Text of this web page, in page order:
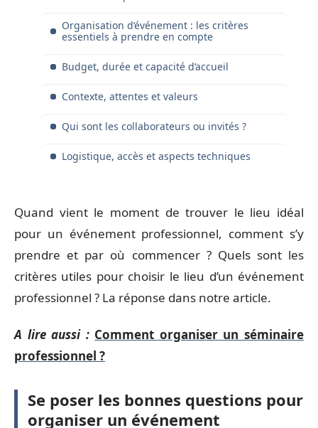
Organisation d’événement : les critères
essentiels à prendre en compte
Budget, durée et capacité d’accueil
Contexte, attentes et valeurs
Qui sont les collaborateurs ou invités ?
Logistique, accès et aspects techniques
Quand vient le moment de trouver le lieu idéal
pour un événement professionnel, comment s’y
prendre et par où commencer ? Quels sont les
critères utiles pour choisir le lieu d’un événement
professionnel ? La réponse dans notre article.
A lire aussi : Comment organiser un séminaire
professionnel ?
Se poser les bonnes questions pour
organiser un événement